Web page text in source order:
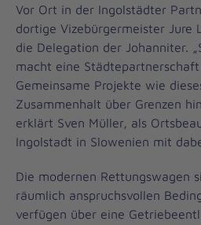
Vor Ort in der Ingolstädter
dortige Vizebürgermeister Jure
die Delegation der Johanniter.
macht eine
Gemeinsame Projekte wie
Zusammenhalt über Grenzen
erklärt Sven Müller, als
Ingolstadt in Slowenien mit
Die modernen Rettungswagen
räumlich anspruchsvollen
verfügen über eine